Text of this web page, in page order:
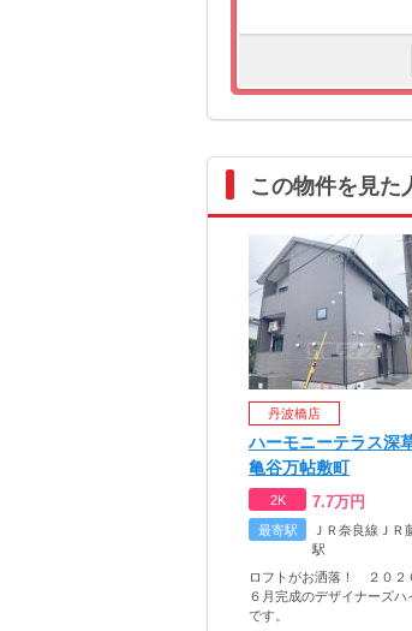
この物件を見た
丹波橋店
ハーモニーテラス深
亀谷万帖敷町
2K 7.7万円
最寄駅
ＪＲ奈良線ＪＲ
駅
ロフトがお洒落！ ２０２
６月完成のデザイナーズハ
です。